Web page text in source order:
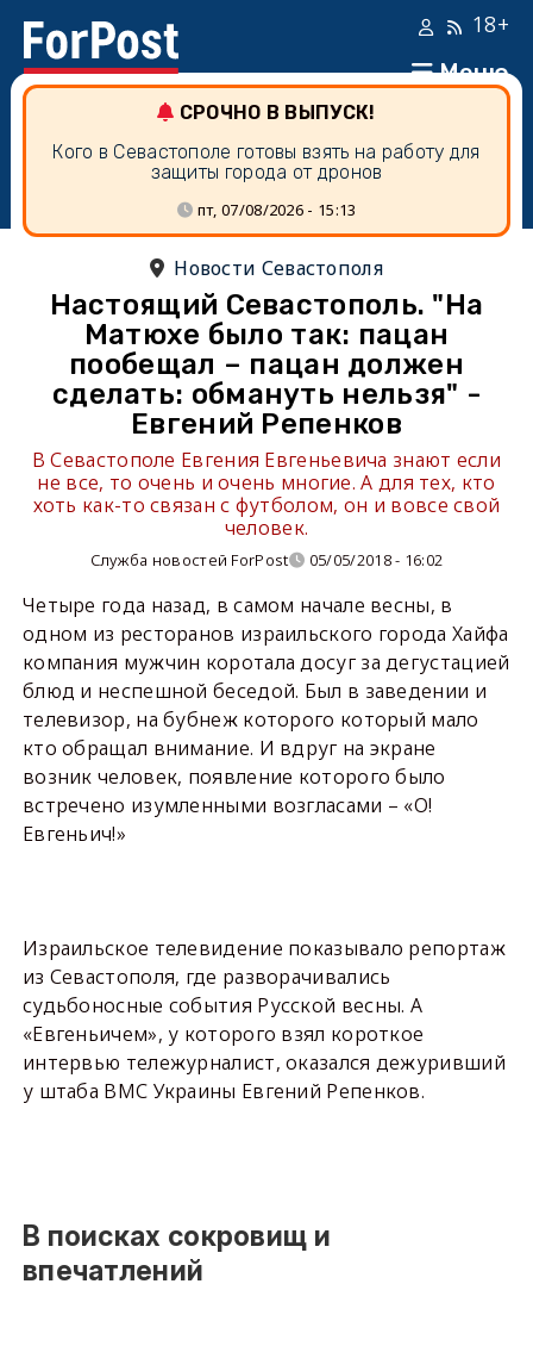
Меню
18+
СРОЧНО В ВЫПУСК!
Кого в Севастополе готовы взять на работу для
защиты города от дронов
пт, 07/08/2026 - 15:13
Новости Севастополя
Настоящий Севастополь. "На
Матюхе было так: пацан
пообещал – пацан должен
сделать: обмануть нельзя" -
Евгений Репенков
В Севастополе Евгения Евгеньевича знают если
не все, то очень и очень многие. А для тех, кто
хоть как-то связан с футболом, он и вовсе свой
человек.
Служба новостей ForPost 05/05/2018 - 16:02
Четыре года назад, в самом начале весны, в
одном из ресторанов израильского города Хайфа
компания мужчин коротала досуг за дегустацией
блюд и неспешной беседой. Был в заведении и
телевизор, на бубнеж которого который мало
кто обращал внимание. И вдруг на экране
возник человек, появление которого было
встречено изумленными возгласами – «О!
Евгеньич!»
Израильское телевидение показывало репортаж
из Севастополя, где разворачивались
судьбоносные события Русской весны. А
«Евгеньичем», у которого взял короткое
интервью тележурналист, оказался дежуривший
у штаба ВМС Украины Евгений Репенков.
В поисках сокровищ и
впечатлений